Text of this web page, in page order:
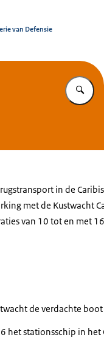
van Defensie
in de
met de Kustwacht
van 10 tot en met
de verdachte
het stationsschip in